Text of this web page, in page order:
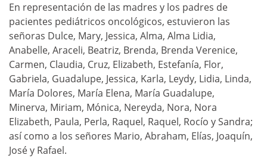
En representación de las madres y los padres de
pacientes pediátricos oncológicos, estuvieron las
señoras Dulce, Mary, Jessica, Alma, Alma Lidia,
Anabelle, Araceli, Beatriz, Brenda, Brenda Verenice,
Carmen, Claudia, Cruz, Elizabeth, Estefanía, Flor,
Gabriela, Guadalupe, Jessica, Karla, Leydy, Lidia, Linda,
María Dolores, María Elena, María Guadalupe,
Minerva, Miriam, Mónica, Nereyda, Nora, Nora
Elizabeth, Paula, Perla, Raquel, Raquel, Rocío y Sandra;
así como a los señores Mario, Abraham, Elías, Joaquín,
José y Rafael.